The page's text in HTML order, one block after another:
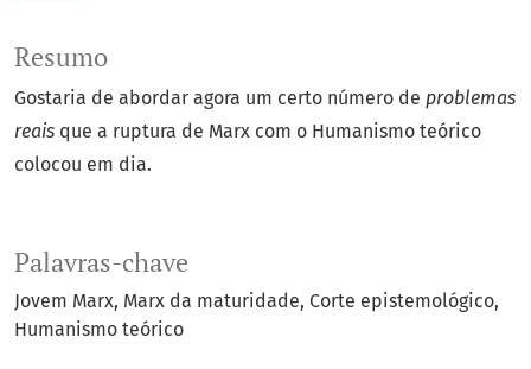
Palavras-chave
Jovem Marx Marx da maturidade Corte epistemológico
Humanismo teórico
Resumo
Gostaria de abordar agora um certo número de problemas
reais que a ruptura de Marx com o Humanismo teórico
colocou em dia.